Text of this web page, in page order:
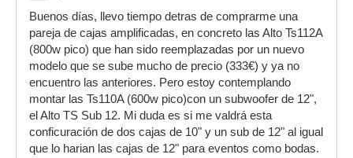
Buenos días, llevo tiempo detras de comprarme una
pareja de cajas amplificadas, en concreto las Alto Ts112A
(800w pico) que han sido reemplazadas por un nuevo
modelo que se sube mucho de precio (333€) y ya no
encuentro las anteriores. Pero estoy contemplando
montar las Ts110A (600w pico)con un subwoofer de 12",
el Alto TS Sub 12. Mi duda es si me valdrá esta
conficuración de dos cajas de 10" y un sub de 12" al igual
que lo harian las cajas de 12" para eventos como bodas.